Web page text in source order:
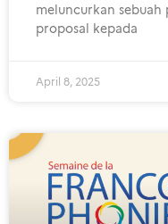
meluncurkan
proposal kepada
April 8, 2025